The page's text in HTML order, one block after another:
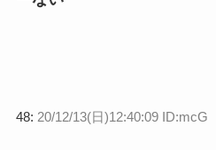
48: 20/12/13(日)12:40:09 ID:mcG